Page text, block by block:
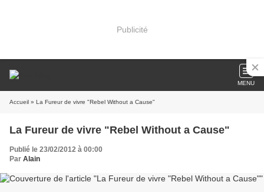
Publicité
MENU
Accueil » La Fureur de vivre "Rebel Without a Cause"
La Fureur de vivre "Rebel Without a Cause"
Publié le 23/02/2012 à 00:00
Par Alain